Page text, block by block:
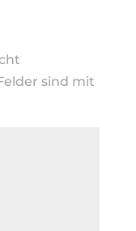
sind mit